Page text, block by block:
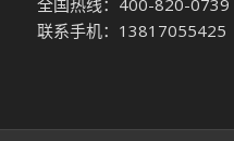
全国热线：400-820-0739
联系手机：13817055425